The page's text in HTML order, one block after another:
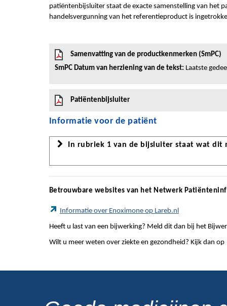
patiëntenbijsluiter staat de exacte samenstelling van het
handelsvergunning van het referentieproduct is
Samenvatting van de productkenmerken (SmPC)
SmPC Datum van herziening van de tekst: Laatste
Patiëntenbijsluiter
Informatie voor de patiënt
In rubriek 1 van de bijsluiter staat wat
Betrouwbare websites van het Netwerk
Informatie over Enoximone op Lareb.nl
Heeft u last van een bijwerking? Meld dit dan bij het
Wilt u meer weten over ziekte en gezondheid? Kijk dan op